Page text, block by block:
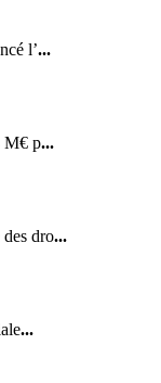
l’...
M€ p...
dro...
...